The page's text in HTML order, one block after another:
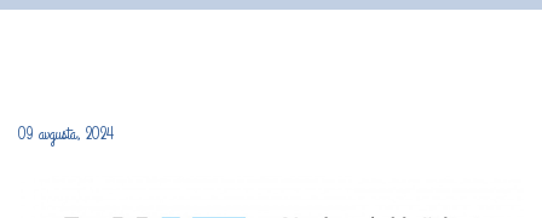
09 avgusta, 2024